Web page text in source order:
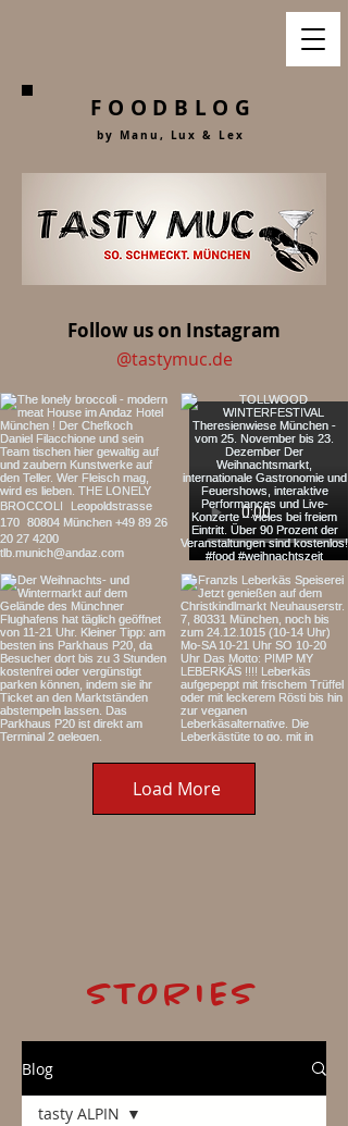
FOODBLOG
by Manu, Lux & Lex
Follow us on Instagram
@tastymuc.de
Load More
STORIES
Blog
tasty ALPIN